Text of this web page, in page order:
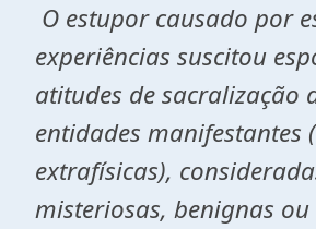
O estupor causado por
experiências suscitou
atitudes de sacralização
entidades manifestantes
extrafísicas),
misteriosas, benignas ou